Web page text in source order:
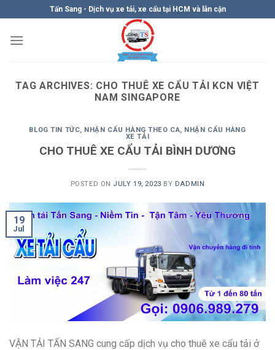
content
Tấn Sang - Dịch vụ xe tải, xe cẩu tại HCM và lân cận
TAG ARCHIVES: CHO THUÊ XE CẨU TẢI KCN VIỆT
NAM SINGAPORE
BLOG TIN TỨC, NHẬN CẨU HÀNG THEO CA, NHẬN CẨU HÀNG
XE TẢI
CHO THUÊ XE CẨU TẢI BÌNH DƯƠNG
POSTED ON JULY 19, 2023 BY DADMIN
19
Jul
VẬN TẢI TẤN SANG cung cấp dịch vụ cho thuê xe cẩu tải ở